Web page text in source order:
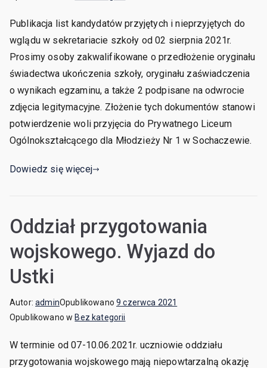
Publikacja list kandydatów przyjętych i nieprzyjętych do
wglądu w sekretariacie szkoły od 02 sierpnia 2021r.
Prosimy osoby zakwalifikowane o przedłożenie oryginału
świadectwa ukończenia szkoły, oryginału zaświadczenia
o wynikach egzaminu, a także 2 podpisane na odwrocie
zdjęcia legitymacyjne. Złożenie tych dokumentów stanowi
potwierdzenie woli przyjęcia do Prywatnego Liceum
Ogólnokształcącego dla Młodzieży Nr 1 w Sochaczewie.
Dowiedz się więcej
Oddział przygotowania
wojskowego. Wyjazd do
Ustki
Autor:adminOpublikowano9 czerwca 2021
Opublikowano w Bez kategorii
W terminie od 07-10.06.2021r. uczniowie oddziału
przygotowania wojskowego mają niepowtarzalną okazję